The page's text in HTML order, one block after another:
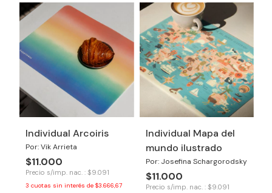
Individual Arcoiris
Por: Vik Arrieta
$11.000
Precio s/imp. nac. : $9.091
3 cuotas sin interés de $3.666,67
Individual Mapa del
mundo ilustrado
Por: Josefina Schargorodsky
$11.000
Precio s/imp. nac. : $9.091